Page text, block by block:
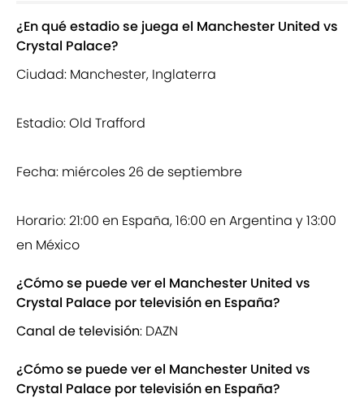
¿En qué estadio se juega el Manchester United vs
Crystal Palace?
Ciudad: Manchester, Inglaterra
Estadio: Old Trafford
Fecha: miércoles 26 de septiembre
Horario: 21:00 en España, 16:00 en Argentina y 13:00
en México
¿Cómo se puede ver el Manchester United vs
Crystal Palace por televisión en España?
Canal de televisión: DAZN
¿Cómo se puede ver el Manchester United vs
Crystal Palace por televisión en España?